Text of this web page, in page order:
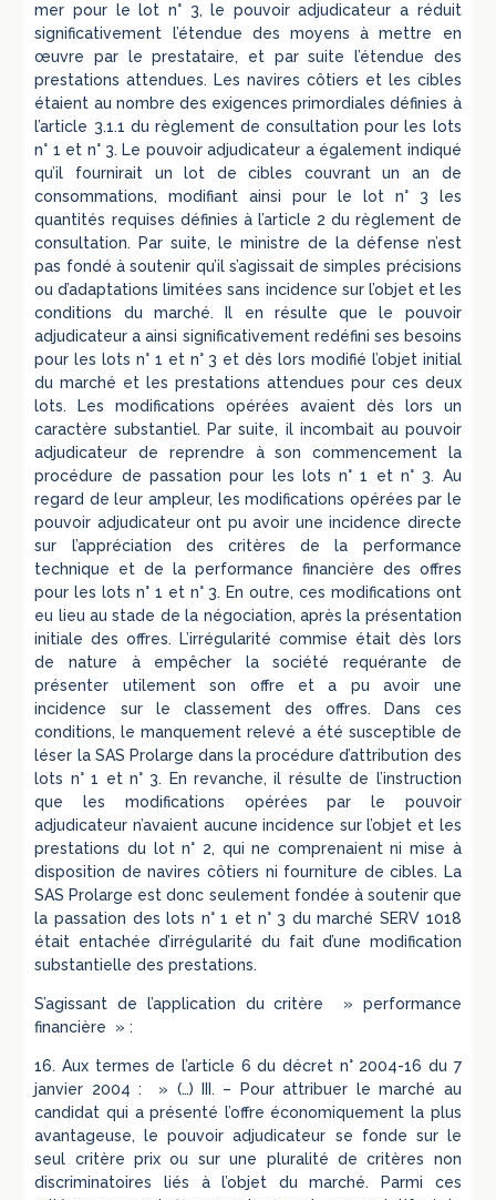
mer pour le lot n° 3, le pouvoir adjudicateur a réduit
significativement l’étendue des moyens à mettre en
œuvre par le prestataire, et par suite l’étendue des
prestations attendues. Les navires côtiers et les cibles
étaient au nombre des exigences primordiales définies à
l’article 3.1.1 du règlement de consultation pour les lots
n° 1 et n° 3. Le pouvoir adjudicateur a également indiqué
qu’il fournirait un lot de cibles couvrant un an de
consommations, modifiant ainsi pour le lot n° 3 les
quantités requises définies à l’article 2 du règlement de
consultation. Par suite, le ministre de la défense n’est
pas fondé à soutenir qu’il s’agissait de simples précisions
ou d’adaptations limitées sans incidence sur l’objet et les
conditions du marché. Il en résulte que le pouvoir
adjudicateur a ainsi significativement redéfini ses besoins
pour les lots n° 1 et n° 3 et dès lors modifié l’objet initial
du marché et les prestations attendues pour ces deux
lots. Les modifications opérées avaient dès lors un
caractère substantiel. Par suite, il incombait au pouvoir
adjudicateur de reprendre à son commencement la
procédure de passation pour les lots n° 1 et n° 3. Au
regard de leur ampleur, les modifications opérées par le
pouvoir adjudicateur ont pu avoir une incidence directe
sur l’appréciation des critères de la performance
technique et de la performance financière des offres
pour les lots n° 1 et n° 3. En outre, ces modifications ont
eu lieu au stade de la négociation, après la présentation
initiale des offres. L’irrégularité commise était dès lors
de nature à empêcher la société requérante de
présenter utilement son offre et a pu avoir une
incidence sur le classement des offres. Dans ces
conditions, le manquement relevé a été susceptible de
léser la SAS Prolarge dans la procédure d’attribution des
lots n° 1 et n° 3. En revanche, il résulte de l’instruction
que les modifications opérées par le pouvoir
adjudicateur n’avaient aucune incidence sur l’objet et les
prestations du lot n° 2, qui ne comprenaient ni mise à
disposition de navires côtiers ni fourniture de cibles. La
SAS Prolarge est donc seulement fondée à soutenir que
la passation des lots n° 1 et n° 3 du marché SERV 1018
était entachée d’irrégularité du fait d’une modification
substantielle des prestations.
S’agissant de l’application du critère » performance
financière » :
16. Aux termes de l’article 6 du décret n° 2004-16 du 7
janvier 2004 : » (…) III. – Pour attribuer le marché au
candidat qui a présenté l’offre économiquement la plus
avantageuse, le pouvoir adjudicateur se fonde sur le
seul critère prix ou sur une pluralité de critères non
discriminatoires liés à l’objet du marché. Parmi ces